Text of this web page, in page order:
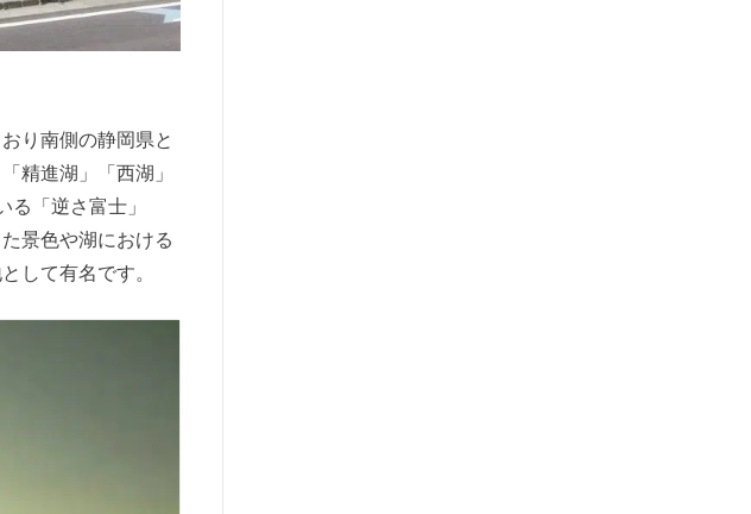
り南側の静岡県と
精進湖」「西湖」
る「逆さ富士」
景色や湖における
して有名です。